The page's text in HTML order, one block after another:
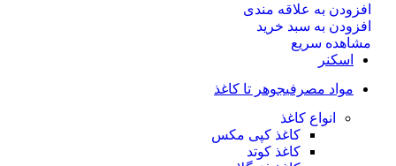
افزودن به علاقه مندی
افزودن به سبد خرید
مشاهده سریع
اسکنر
مواد مصرفیجوهر تا کاغذ
انواع کاغذ
کاغذ کپی مکس
کاغذ کوتد